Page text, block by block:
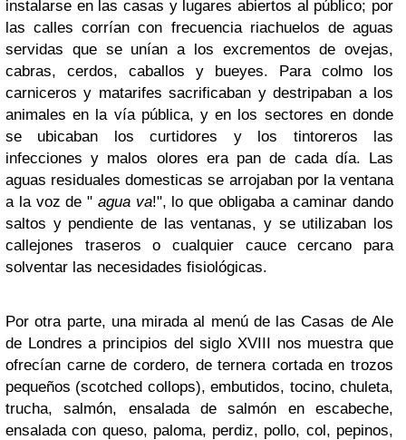
instalarse en las casas y lugares abiertos al público; por
las calles corrían con frecuencia riachuelos de aguas
servidas que se unían a los excrementos de ovejas,
cabras, cerdos, caballos y bueyes. Para colmo los
carniceros y matarifes sacrificaban y destripaban a los
animales en la vía pública, y en los sectores en donde
se ubicaban los curtidores y los tintoreros las
infecciones y malos olores era pan de cada día. Las
aguas residuales domesticas se arrojaban por la ventana
a la voz de " agua va!", lo que obligaba a caminar dando
saltos y pendiente de las ventanas, y se utilizaban los
callejones traseros o cualquier cauce cercano para
solventar las necesidades fisiológicas.
Por otra parte, una mirada al menú de las Casas de Ale
de Londres a principios del siglo XVIII nos muestra que
ofrecían carne de cordero, de ternera cortada en trozos
pequeños (scotched collops), embutidos, tocino, chuleta,
trucha, salmón, ensalada de salmón en escabeche,
ensalada con queso, paloma, perdiz, pollo, col, pepinos,